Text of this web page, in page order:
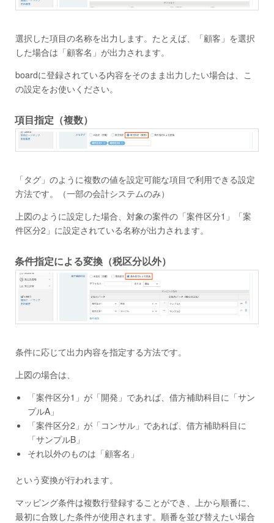
選択した項目の名称を出力します。たとえば、「顧客」を選択
した場合は「顧客名」が出力されます。
boardに登録されている内容をそのまま出力したい場合は、こ
の設定をお使いください。
項目指定（複数）
「タグ」のように複数の値を設定可能な項目で利用できる設定
方法です。（一部の会計システムのみ）
上図のように設定した場合、対象の案件の「案件区分1」「案
件区分2」に設定されている名称が出力されます。
条件指定による変換（税区分以外）
条件に応じて出力内容を指定する方法です。
上図の場合は、
「案件区分1」が「開発」であれば、借方補助科目に「サン
プルA」
「案件区分2」が「コンサル」であれば、借方補助科目に
「サンプルB」
それ以外のものは「顧客名」
という変換が行われます。
マッピング条件は複数行登録することができ、上から順番に、
最初に合致した条件が使用されます。順番を並び替えたい場合